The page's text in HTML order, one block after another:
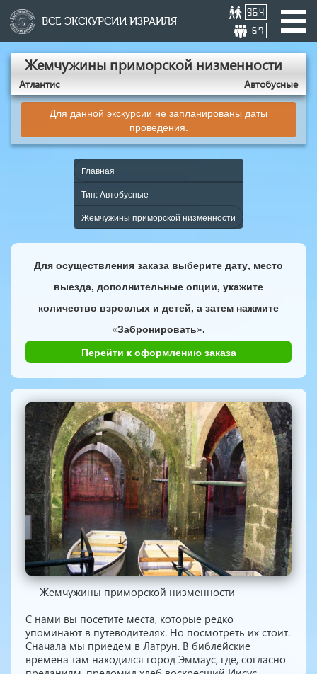
ВСЕ ЭКСКУРСИИ ИЗРАИЛЯ
964
67
Жемчужины приморской низменности
Атлантис Aвтобусные
Для данной экскурсии не запланированы даты
проведения.
Главная
Тип: Aвтобусные
Жемчужины приморской низменности
Для осуществления заказа выберите дату, место
выезда, дополнительные опции, укажите
количество взрослых и детей, а затем нажмите
«Забронировать».
Перейти к оформлению заказа
Жемчужины приморской низменности
С нами вы посетите места, которые редко
упоминают в путеводителях. Но посмотреть их стоит.
Сначала мы приедем в Латрун. В библейские
времена там находился город Эммаус, где, согласно